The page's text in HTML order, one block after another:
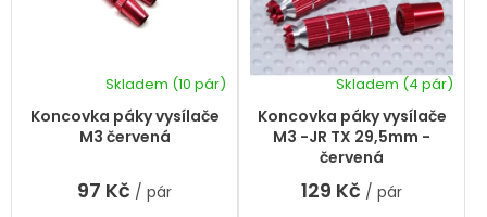
Koncovka páky vysílače
M3 červená
Skladem (10 pár)
97 Kč / pár
Koncovka páky vysílače
M3 -JR TX 29,5mm -
červená
Skladem (4 pár)
129 Kč / pár